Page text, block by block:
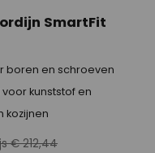
SmartFit
boren en schroeven
kunststof en
kozijnen
€ 212,44